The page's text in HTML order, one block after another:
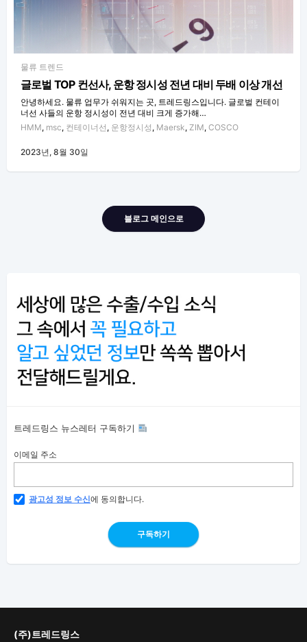
물류 트렌드
글로벌 TOP 컨선사, 운항 정시성 전년 대비 두배 이상 개선
안녕하세요. 물류 업무가 쉬워지는 곳, 트레드링스입니다. 글로벌 컨테이
너선 사들의 운항 정시성이 전년 대비 크게 증가해…
HMM, msc, 컨테이너선 , 운항정시성 , Maersk, ZIM, COSCO
2023년, 8월 30일
블로그 메인으로
트레드링스 뉴스레터 구독하기
이메일 주소
광고성 정보 수신에 동의합니다.
구독하기
(주)트레드링스